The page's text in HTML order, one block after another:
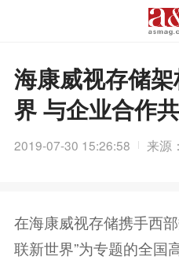
海康威视存储
界 与企业合作
2019-07-30 15:26:58 来源
在海康威视存储携手西
联新世界”为专题的全国